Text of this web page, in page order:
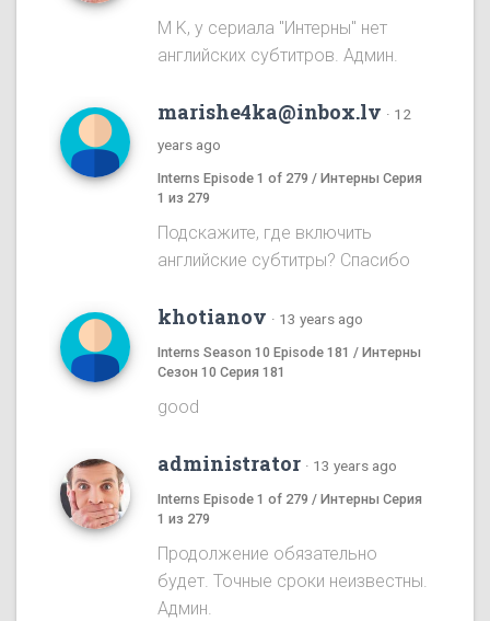
M K, у сериала "Интерны" нет
английских субтитров. Админ.
marishe4ka@inbox.lv · 12
years ago
Interns Episode 1 of 279 / Интерны Серия
1 из 279
Подскажите, где включить
английские субтитры? Спасибо
khotianov · 13 years ago
Interns Season 10 Episode 181 / Интерны
Сезон 10 Серия 181
good
administrator · 13 years ago
Interns Episode 1 of 279 / Интерны Серия
1 из 279
Продолжение обязательно
будет. Точные сроки неизвестны.
Админ.